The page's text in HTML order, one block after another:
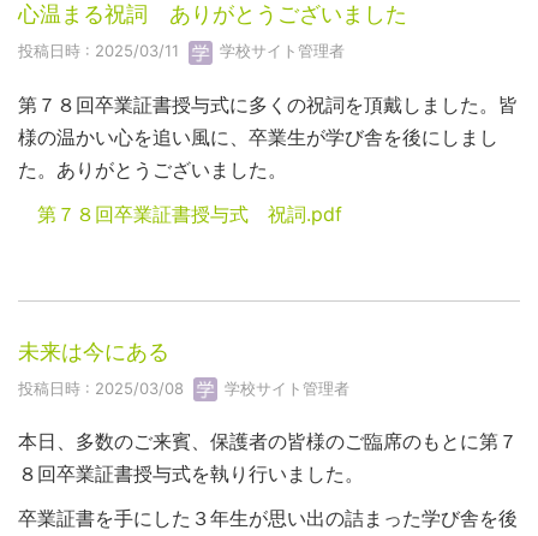
心温まる祝詞 ありがとうございました
投稿日時 : 2025/03/11 学校サイト管理者
第７８回卒業証書授与式に多くの祝詞を頂戴しました。皆
様の温かい心を追い風に、卒業生が学び舎を後にしまし
た。ありがとうございました。
第７８回卒業証書授与式 祝詞.pdf
未来は今にある
投稿日時 : 2025/03/08 学校サイト管理者
本日、多数のご来賓、保護者の皆様のご臨席のもとに第７
８回卒業証書授与式を執り行いました。
卒業証書を手にした３年生が思い出の詰まった学び舎を後